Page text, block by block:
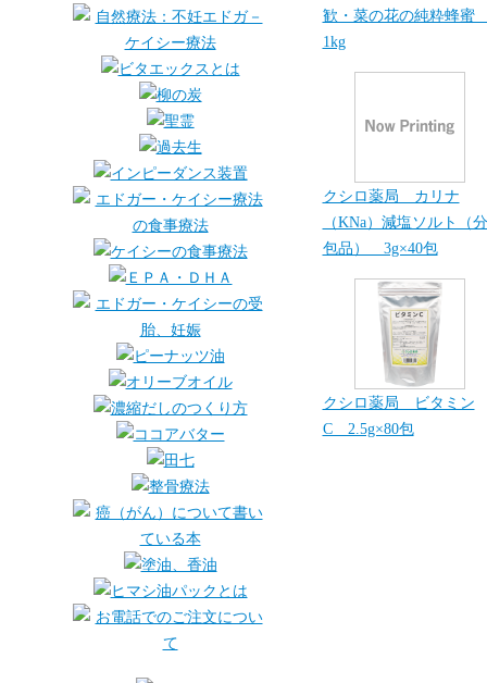
歓・菜の花の純粋蜂
1kg
クシロ薬局 カリナ
（KNa）減塩ソルト（分
包品） 3g×40包
クシロ薬局 ビタミン
C 2.5g×80包